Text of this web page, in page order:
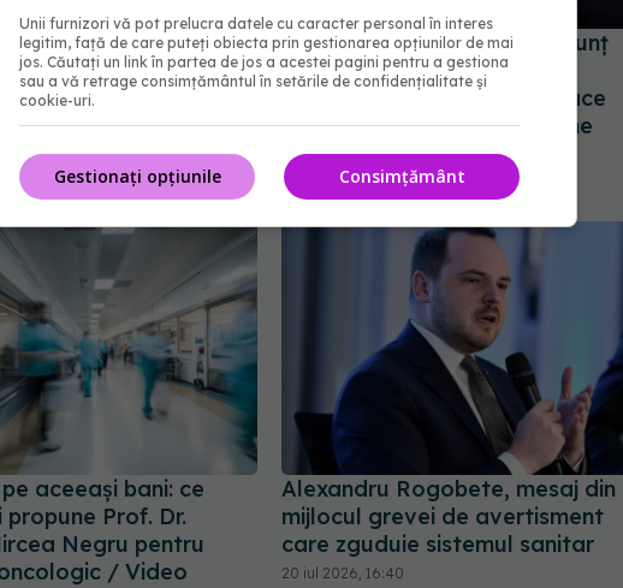
Sănătății deblochează
de posturi în spitale
Mii de medici și
vor fi angajați
Conf. Horațiu Moldovan, anunț
pentru pacienții vârstnici:
Aparținătorii le vor putea face
programările medicale online
16 iul 2026, 19:55
aceeași bani: ce
propune Prof. Dr.
Negru pentru
/ Video
Alexandru Rogobete, mesaj din
mijlocul grevei de avertisment
care zguduie sistemul sanitar
20 iul 2026, 16:40
Unii furnizori vă pot prelucra datele cu caracter personal în interes
legitim, față de care puteți obiecta prin gestionarea opțiunilor de mai
jos. Căutați un link în partea de jos a acestei pagini pentru a gestiona
sau a vă retrage consimțământul în setările de confidențialitate și
cookie-uri.
Consimțământ
Gestionați opțiunile